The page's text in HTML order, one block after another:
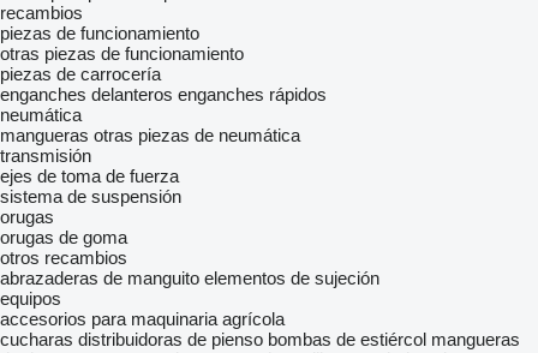
recambios
piezas de funcionamiento
otras piezas de funcionamiento
piezas de carrocería
enganches delanteros enganches rápidos
neumática
mangueras otras piezas de neumática
transmisión
ejes de toma de fuerza
sistema de suspensión
orugas
orugas de goma
otros recambios
abrazaderas de manguito elementos de sujeción
equipos
accesorios para maquinaria agrícola
cucharas distribuidoras de pienso bombas de estiércol mangueras